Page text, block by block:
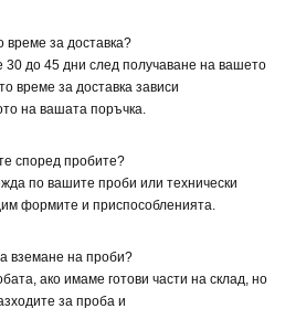
време за доставка?
до 45 дни след получаване на вашето
време за доставка зависи
на вашата поръчка.
според пробите?
по вашите проби или технически
формите и приспособленията.
вземане на проби?
ако имаме готови части на склад, но
за проба и